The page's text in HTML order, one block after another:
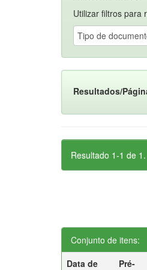
Utilizar filtros para
Resultados/
Resultado 1-1 de 1.
Conjunto de itens:
Data de
Pré-